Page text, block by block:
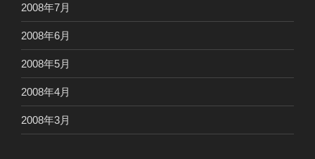
2008年7月
2008年6月
2008年5月
2008年4月
2008年3月